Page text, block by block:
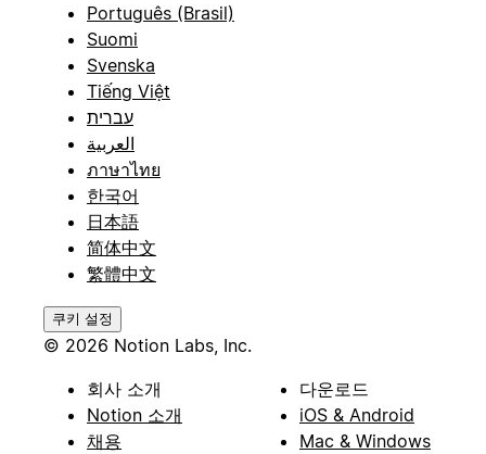
Português (Brasil)
Suomi
Svenska
Tiếng Việt
עברית
العربية
ภาษาไทย
한국어
日本語
简体中文
繁體中文
쿠키 설정
© 2026 Notion Labs, Inc.
회사 소개
Notion 소개
채용
다운로드
iOS & Android
Mac & Windows